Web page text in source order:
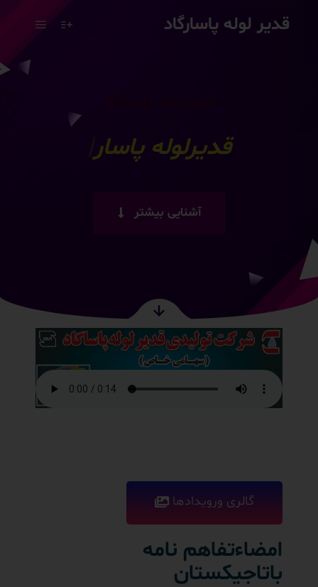
قدیر لوله پاسارگاد
لوله کارو|
آشنایی بیشتر
گالری ورویدادها
امضاءتفاهم نامه
باتاجیکستان